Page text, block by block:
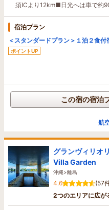
須ICより12km■日光へは車で約
宿泊プラン
＜スタンダードプラン＞１泊２食付
ポイントUP
この宿の宿泊
航
グランヴィリオ
Villa Garden
沖縄>離島
4.6
(57
2つのエリアに広が